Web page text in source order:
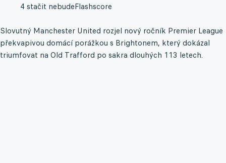
4 stačit nebudeFlashscore
Slovutný Manchester United rozjel nový ročník Premier League
překvapivou domácí porážkou s Brightonem, který dokázal
triumfovat na Old Trafford po sakra dlouhých 113 letech.